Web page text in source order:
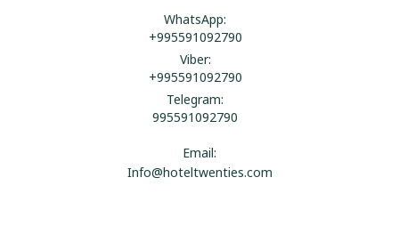
WhatsApp:
+995591092790
Viber:
+995591092790
Telegram:
995591092790
Email:
Info@hoteltwenties.com